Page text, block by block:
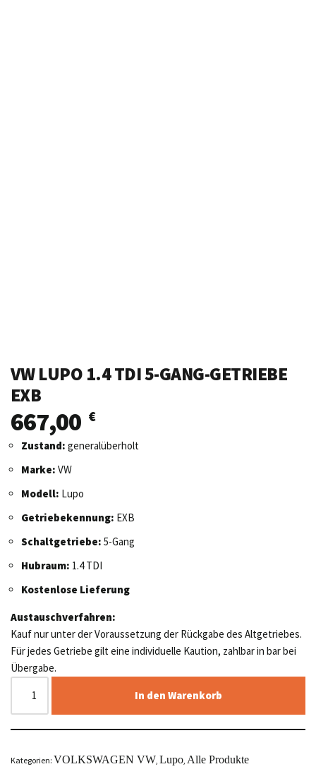
VW LUPO 1.4 TDI 5-GANG-GETRIEBE
EXB
667,00 €
Zustand: generalüberholt
Marke: VW
Modell: Lupo
Getriebekennung: EXB
Schaltgetriebe: 5-Gang
Hubraum: 1.4 TDI
Kostenlose Lieferung
Austauschverfahren:
Kauf nur unter der Voraussetzung der Rückgabe des Altgetriebes.
Für jedes Getriebe gilt eine individuelle Kaution, zahlbar in bar bei
Übergabe.
In den Warenkorb
Kategorien: VOLKSWAGEN VW Lupo Alle Produkte